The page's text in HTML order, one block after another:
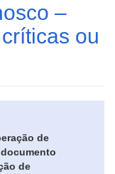
–
ou
de
de